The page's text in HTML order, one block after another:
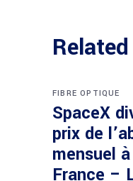
FIBRE OPTIQUE
SpaceX
prix de
mensuel
France –